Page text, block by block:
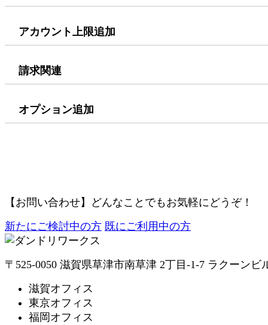
アカウント上限追加
請求関連
オプション追加
【お問い合わせ】 どんなことでもお気軽にどうぞ！
新たにご検討中の方 既にご利用中の方
〒525-0050 滋賀県草津市南草津 2丁目-1-7 ラクーンビ
滋賀オフィス
東京オフィス
福岡オフィス